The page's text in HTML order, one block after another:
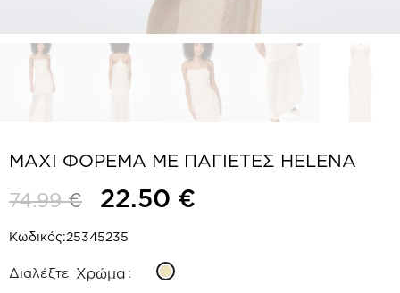
MAXI ΦΟΡΕΜΑ ΜΕ ΠΑΓΙΕΤΕΣ HELENA
Κωδικός:25345235
74.99€ 22.50 €
Χρώμα